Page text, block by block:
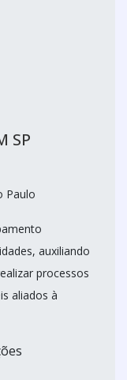
SP
Paulo
auxiliando
processos
aliados à